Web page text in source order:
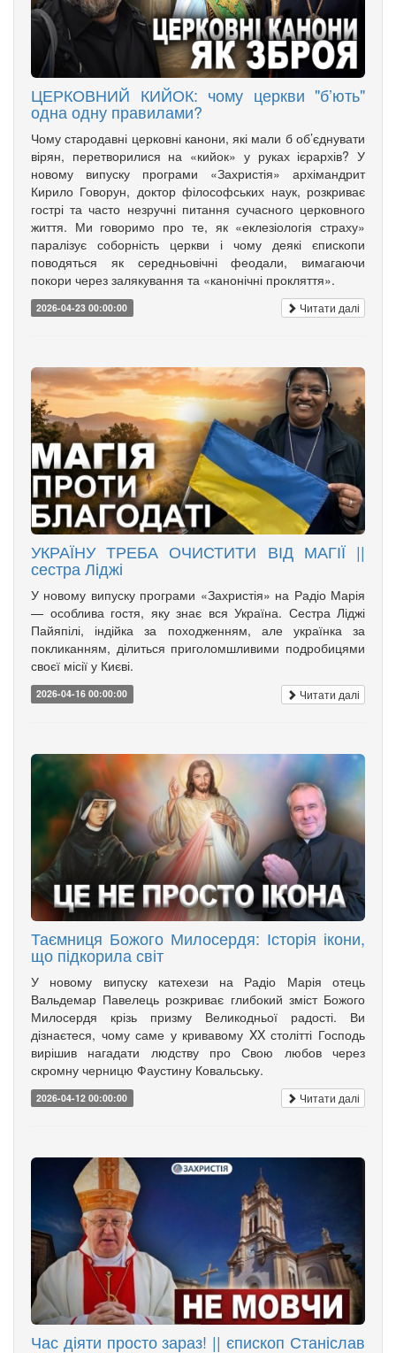
ЦЕРКОВНИЙ КИЙОК: чому церкви "б’ють"
одна одну правилами?
Чому стародавні церковні канони, які мали б об’єднувати
вірян, перетворилися на «кийок» у руках ієрархів? У
новому випуску програми «Захристія» архімандрит
Кирило Говорун, доктор філософських наук, розкриває
гострі та часто незручні питання сучасного церковного
життя. Ми говоримо про те, як «еклезіологія страху»
паралізує соборність церкви і чому деякі єпископи
поводяться як середньовічні феодали, вимагаючи
покори через залякування та «канонічні прокляття».
2026-04-23 00:00:00 Читати далі
УКРАЇНУ ТРЕБА ОЧИСТИТИ ВІД МАГІЇ ||
сестра Ліджі
У новому випуску програми «Захристія» на Радіо Марія
— особлива гостя, яку знає вся Україна. Сестра Ліджі
Пайяпілі, індійка за походженням, але українка за
покликанням, ділиться приголомшливими подробицями
своєї місії у Києві.
2026-04-16 00:00:00 Читати далі
Таємниця Божого Милосердя: Історія ікони,
що підкорила світ
У новому випуску катехези на Радіо Марія отець
Вальдемар Павелець розкриває глибокий зміст Божого
Милосердя крізь призму Великодньої радості. Ви
дізнаєтеся, чому саме у кривавому XX столітті Господь
вирішив нагадати людству про Свою любов через
скромну черницю Фаустину Ковальську.
2026-04-12 00:00:00 Читати далі
Час діяти просто зараз! || єпископ Станіслав